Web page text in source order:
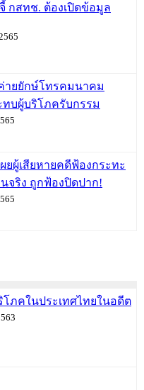
กสทช. ต้องเปิดข้อมูล
ายยักษ์โทรคมนาคม
ทบผู้บริโภครับกรรม
ยผู้เสียหายคดีฟ้องกระทะ
จริง ถูกฟ้องปิดปาก!
ภคในประเทศไทยในอดีต